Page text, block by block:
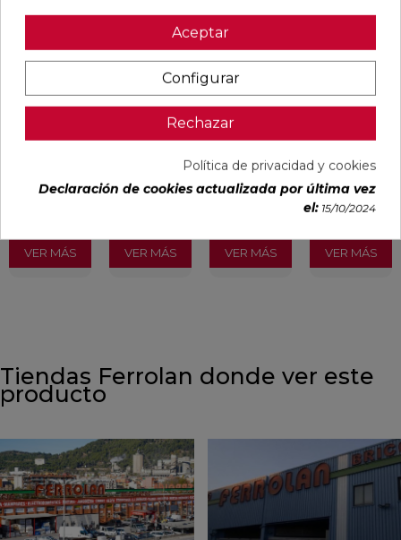
DUCALE
RECTIFICADO
77356202
33,28 €
/m²
VER MÁS
VOLTE HAYA
MATE 75X75
RECTIFICADO
77640372
STN
29,65 €
/m²
VER MÁS
CYPRESS
NATURAL
MATE
23X120
Ref:
77640561
PVP
27,23 €
/m²
VER MÁS
TANGRAM
RECTIFICADO
91080296
PVP
38,60 €
/m²
VER MÁS
Tiendas Ferrolan donde ver este
producto
Aceptar
Configurar
Rechazar
Política de privacidad y cookies
Declaración de cookies actualizada por última vez
el: 15/10/2024